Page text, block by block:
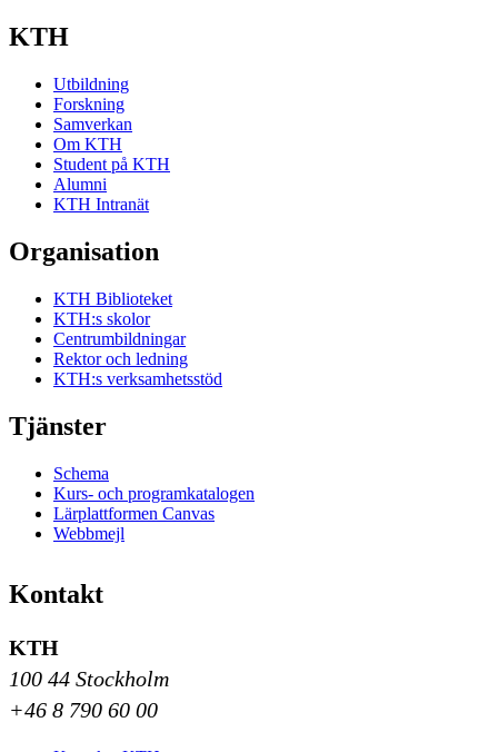
KTH
Utbildning
Forskning
Samverkan
Om KTH
Student på KTH
Alumni
KTH Intranät
Organisation
KTH Biblioteket
KTH:s skolor
Centrumbildningar
Rektor och ledning
KTH:s verksamhetsstöd
Tjänster
Schema
Kurs- och programkatalogen
Lärplattformen Canvas
Webbmejl
Kontakt
KTH
100 44 Stockholm
+46 8 790 60 00